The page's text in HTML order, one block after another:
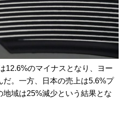
12.6%のマイナスとなり、ヨー
だ。一方、日本の売上は5.6%プ
域は25%減少という結果とな